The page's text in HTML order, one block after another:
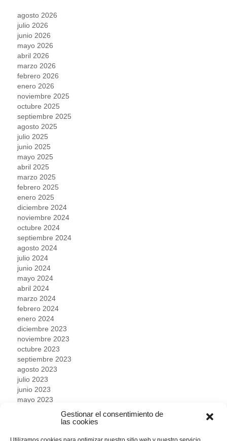
Gestionar el consentimiento de
las cookies
agosto 2026
julio 2026
junio 2026
mayo 2026
abril 2026
marzo 2026
febrero 2026
enero 2026
noviembre 2025
octubre 2025
septiembre 2025
agosto 2025
julio 2025
junio 2025
mayo 2025
abril 2025
marzo 2025
febrero 2025
enero 2025
diciembre 2024
noviembre 2024
octubre 2024
septiembre 2024
agosto 2024
julio 2024
junio 2024
mayo 2024
abril 2024
marzo 2024
febrero 2024
enero 2024
diciembre 2023
noviembre 2023
octubre 2023
septiembre 2023
agosto 2023
julio 2023
junio 2023
mayo 2023